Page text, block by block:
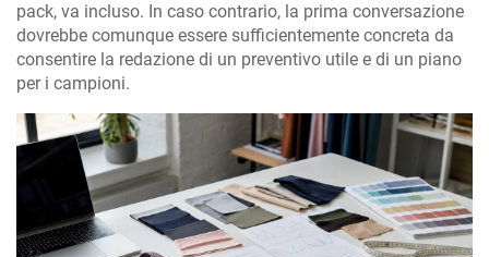
pack, va incluso. In caso contrario, la prima conversazione
dovrebbe comunque essere sufficientemente concreta da
consentire la redazione di un preventivo utile e di un piano
per i campioni.